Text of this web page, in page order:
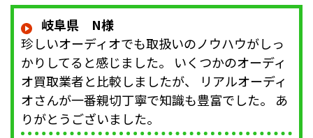
岐阜県 N様
珍しいオーディオでも取扱いのノウハウがしっ
かりしてると感じました。 いくつかのオーディ
オ買取業者と比較しましたが、 リアルオーディ
オさんが一番親切丁寧で知識も豊富でした。 あ
りがとうございました。